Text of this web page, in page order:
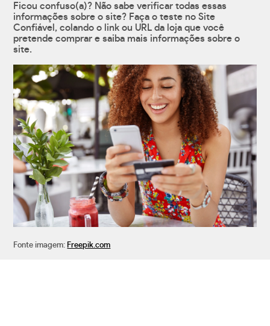
Ficou confuso(a)? Não sabe verificar todas essas
informações sobre o site? Faça o teste no Site
Confiável, colando o link ou URL da loja que você
pretende comprar e saiba mais informações sobre o
site.
Fonte imagem: Freepik.com